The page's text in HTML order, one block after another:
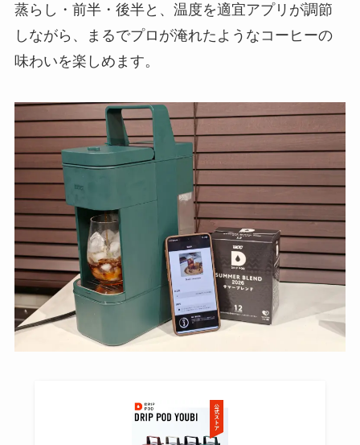
蒸らし・前半・後半と、温度を適宜アプリが調節
しながら、まるでプロが淹れたようなコーヒーの
味わいを楽しめます。